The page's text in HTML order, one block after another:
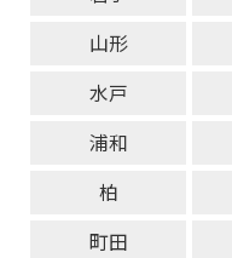
山形
水戸
浦和
柏
町田